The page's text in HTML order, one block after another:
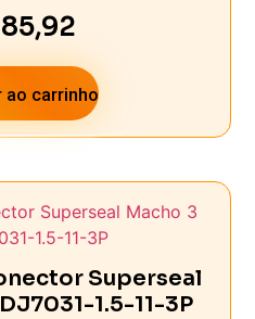
ao carrinho
Superseal
1.5-11-3P